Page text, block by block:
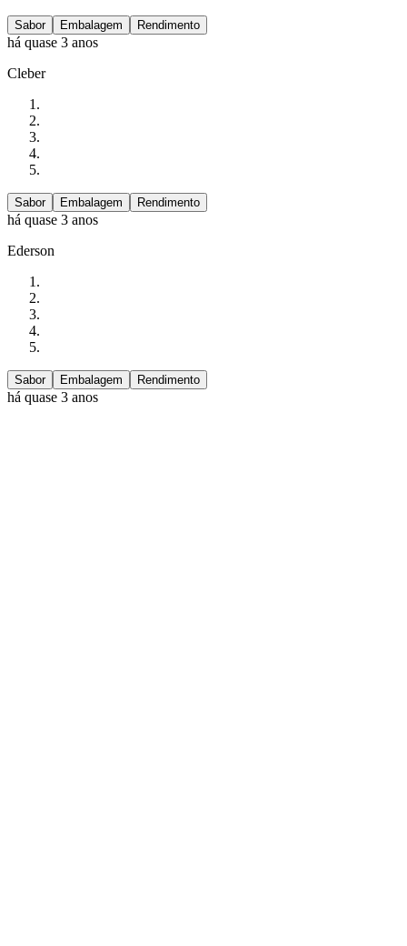
Sabor Embalagem Rendimento
há quase 3 anos
Cleber
Sabor Embalagem Rendimento
há quase 3 anos
Ederson
Sabor Embalagem Rendimento
há quase 3 anos